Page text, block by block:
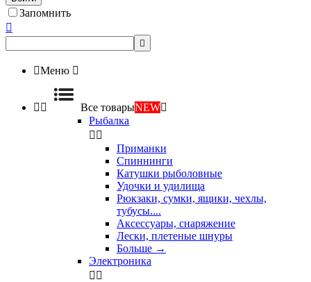
Запомнить


Меню 
  Все товарыNEW
Рыбалка
 
Приманки
Спиннинги
Катушки рыболовные
Удочки и удилища
Рюкзаки, сумки, ящики, чехлы,
тубусы....
Аксессуары, снаряжение
Лески, плетеные шнуры
Больше →
Электроника
 